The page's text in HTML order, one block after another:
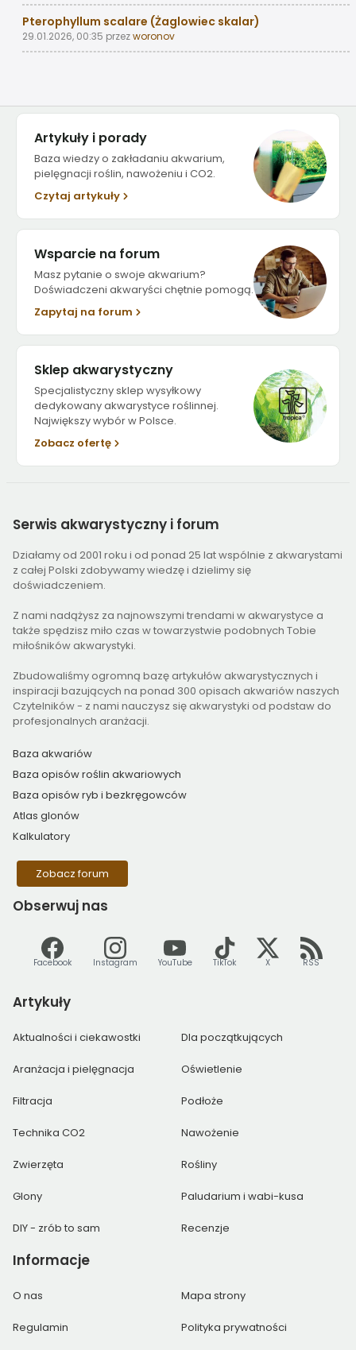
Pterophyllum scalare (Żaglowiec skalar)
29.01.2026, 00:35 przezworonov
Artykuły i porady
Baza wiedzy o zakładaniu akwarium,
pielęgnacji roślin, nawożeniu i CO2.
Czytaj artykuły
Wsparcie na forum
Masz pytanie o swoje akwarium?
Doświadczeni akwaryści chętnie pomogą.
Zapytaj na forum
Sklep akwarystyczny
Specjalistyczny sklep wysyłkowy
dedykowany akwarystyce roślinnej.
Największy wybór w Polsce.
Zobacz ofertę
Serwis akwarystyczny i forum
Działamy od 2001 roku i od ponad 25 lat wspólnie z akwarystami
z całej Polski zdobywamy wiedzę i dzielimy się
doświadczeniem.
Z nami nadążysz za najnowszymi trendami w akwarystyce a
także spędzisz miło czas w towarzystwie podobnych Tobie
miłośników akwarystyki.
Zbudowaliśmy ogromną bazę artykułów akwarystycznych i
inspiracji bazujących na ponad 300 opisach akwariów naszych
Czytelników - z nami nauczysz się akwarystyki od podstaw do
profesjonalnych aranżacji.
Baza akwariów
Baza opisów roślin akwariowych
Baza opisów ryb i bezkręgowców
Atlas glonów
Kalkulatory
Zobacz forum
Obserwuj nas
Facebook Instagram YouTube TikTok X RSS
Artykuły
Aktualności i ciekawostki Dla początkujących
Aranżacja i pielęgnacja Oświetlenie
Filtracja Podłoże
Technika CO2 Nawożenie
Zwierzęta Rośliny
Glony Paludarium i wabi-kusa
DIY - zrób to sam Recenzje
Informacje
O nas Mapa strony
Regulamin Polityka prywatności